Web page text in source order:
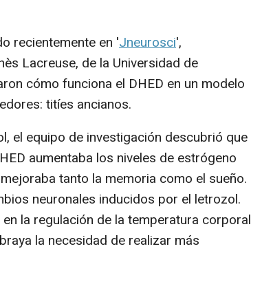
recientemente en 'Jneurosci',
Lacreuse, de la Universidad de
cómo funciona el DHED en un modelo
titíes ancianos.
el equipo de investigación descubrió que
aumentaba los niveles de estrógeno
tanto la memoria como el sueño.
neuronales inducidos por el letrozol.
la regulación de la temperatura corporal
la necesidad de realizar más